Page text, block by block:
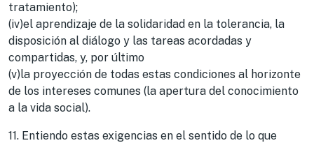
tratamiento);
(iv)el aprendizaje de la solidaridad en la tolerancia, la
disposición al diálogo y las tareas acordadas y
compartidas, y, por último
(v)la proyección de todas estas condiciones al horizonte
de los intereses comunes (la apertura del conocimiento
a la vida social).
11. Entiendo estas exigencias en el sentido de lo que